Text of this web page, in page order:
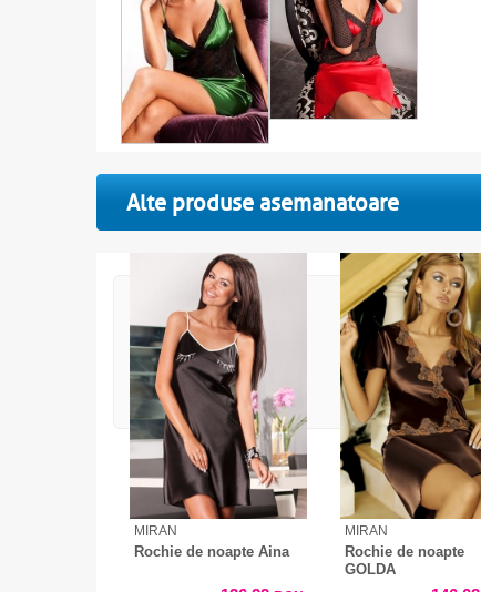
Alte produse asemanatoare
MIRAN
Rochie de noapte Aina
MIRAN
Rochie de noapte
GOLDA